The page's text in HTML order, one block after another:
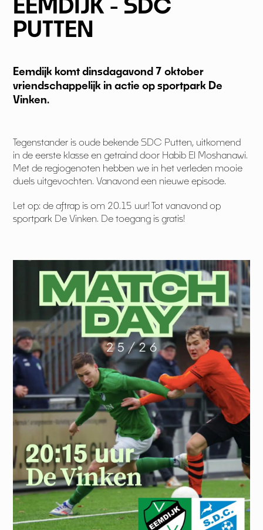
PUTTEN
Eemdijk komt dinsdagavond 7 oktober
vriendschappelijk in actie op sportpark De
Vinken.
Tegenstander is oude bekende SDC Putten, uitkomend
in de eerste klasse en getraind door Habib El Moshanawi.
Met de regiogenoten hebben we in het verleden mooie
duels uitgevochten. Vanavond een nieuwe episode.
Let op: de aftrap is om 20.15 uur! Tot vanavond op
sportpark De Vinken. De toegang is gratis!